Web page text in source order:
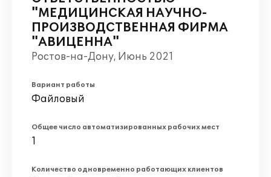
"МЕДИЦИНСКАЯ НАУЧНО-
ПРОИЗВОДСТВЕННАЯ ФИРМА
"АВИЦЕННА"
Ростов-на-Дону, Июнь 2021
Вариант работы
Файловый
Общее число автоматизированных рабочих мест
1
Количество одновременно работающих клиентов